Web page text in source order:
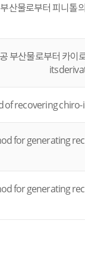
부산물로부터 피니
부산물로부터 카
of recovering
for generating
for generating